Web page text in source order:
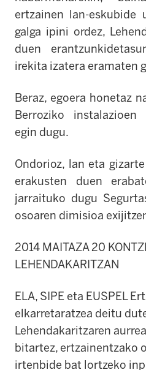
ertzainen lan-eskubide
galga ipini ordez,
duen
irekita izatera eramaten
Beraz, egoera honetaz
Berroziko instalazioen
egin dugu.
Ondorioz, lan eta
erakusten duen
jarraituko dugu
osoaren dimisioa
2014 MAITAZA 20
LEHENDAKARITZAN
ELA, SIPE eta EUSPEL
elkarretaratzea deitu
Lehendakaritzaren
bitartez, ertzainentzako
irtenbide bat lortzeko